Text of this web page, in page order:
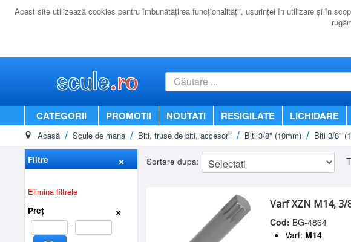
Acest site utilizează cookies pentru îmbunătăţirea funcţionalităţii, uşurinţei în utilizare şi în
CATEGORII PROMOTII NOUTATI RESIGILATE LICHIDARE
Acasă Scule de mana Biti, truse de biti, accesorii Biti 3/8" (10mm) Biti 3/8"
Filtre
Elimina filtrele
Preț
-
Sortare dupa:
Varf XZN M14,
Cod: BG-4864
Varf: M14